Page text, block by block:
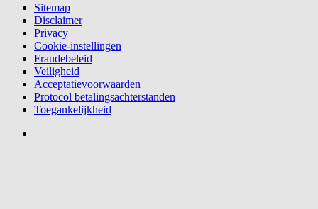
Sitemap
Disclaimer
Privacy
Cookie-instellingen
Fraudebeleid
Veiligheid
Acceptatievoorwaarden
Protocol betalingsachterstanden
Toegankelijkheid